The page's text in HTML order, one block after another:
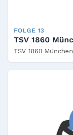
FOLGE 13
TSV 1860
TSV 1860